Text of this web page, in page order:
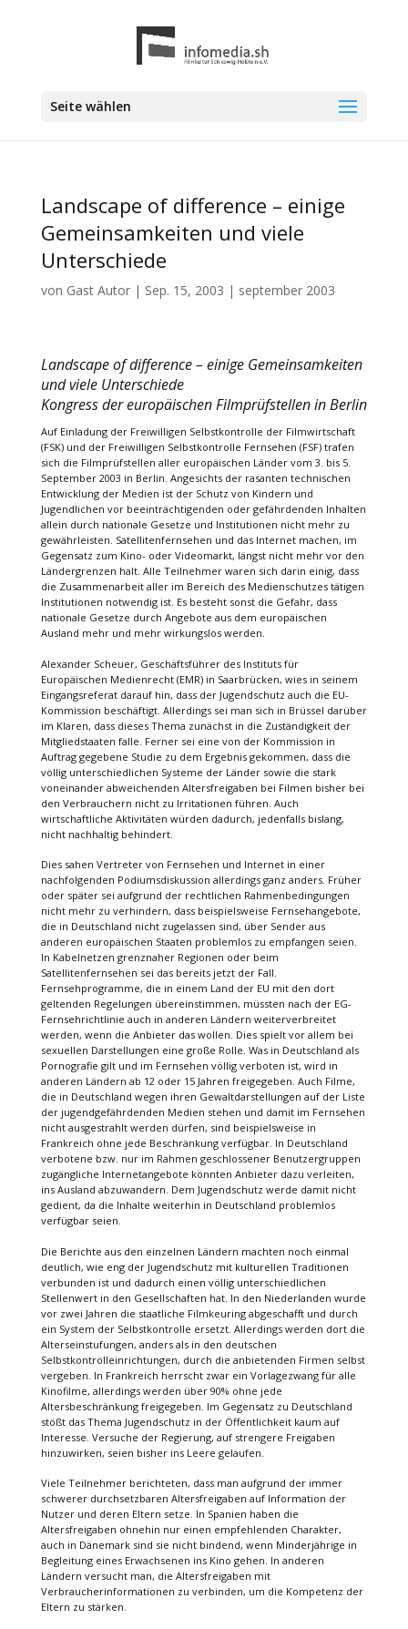
Seite wählen
Landscape of difference – einige
Gemeinsamkeiten und viele
Unterschiede
von Gast Autor| Sep. 15, 2003 | september 2003
Landscape of difference – einige Gemeinsamkeiten
und viele Unterschiede
Kongress der europäischen Filmprüfstellen in Berlin
Auf Einladung der Freiwilligen Selbstkontrolle der Filmwirtschaft
(FSK) und der Freiwilligen Selbstkontrolle Fernsehen (FSF) trafen
sich die Filmprüfstellen aller europäischen Länder vom 3. bis 5.
September 2003 in Berlin. Angesichts der rasanten technischen
Entwicklung der Medien ist der Schutz von Kindern und
Jugendlichen vor beeinträchtigenden oder gefährdenden Inhalten
allein durch nationale Gesetze und Institutionen nicht mehr zu
gewährleisten. Satellitenfernsehen und das Internet machen, im
Gegensatz zum Kino- oder Videomarkt, längst nicht mehr vor den
Ländergrenzen halt. Alle Teilnehmer waren sich darin einig, dass
die Zusammenarbeit aller im Bereich des Medienschutzes tätigen
Institutionen notwendig ist. Es besteht sonst die Gefahr, dass
nationale Gesetze durch Angebote aus dem europäischen
Ausland mehr und mehr wirkungslos werden.
Alexander Scheuer, Geschäftsführer des Instituts für
Europäischen Medienrecht (EMR) in Saarbrücken, wies in seinem
Eingangsreferat darauf hin, dass der Jugendschutz auch die EU-
Kommission beschäftigt. Allerdings sei man sich in Brüssel darüber
im Klaren, dass dieses Thema zunächst in die Zuständigkeit der
Mitgliedstaaten falle. Ferner sei eine von der Kommission in
Auftrag gegebene Studie zu dem Ergebnis gekommen, dass die
völlig unterschiedlichen Systeme der Länder sowie die stark
voneinander abweichenden Altersfreigaben bei Filmen bisher bei
den Verbrauchern nicht zu Irritationen führen. Auch
wirtschaftliche Aktivitäten würden dadurch, jedenfalls bislang,
nicht nachhaltig behindert.
Dies sahen Vertreter von Fernsehen und Internet in einer
nachfolgenden Podiumsdiskussion allerdings ganz anders. Früher
oder später sei aufgrund der rechtlichen Rahmenbedingungen
nicht mehr zu verhindern, dass beispielsweise Fernsehangebote,
die in Deutschland nicht zugelassen sind, über Sender aus
anderen europäischen Staaten problemlos zu empfangen seien.
In Kabelnetzen grenznaher Regionen oder beim
Satellitenfernsehen sei das bereits jetzt der Fall.
Fernsehprogramme, die in einem Land der EU mit den dort
geltenden Regelungen übereinstimmen, müssten nach der EG-
Fernsehrichtlinie auch in anderen Ländern weiterverbreitet
werden, wenn die Anbieter das wollen. Dies spielt vor allem bei
sexuellen Darstellungen eine große Rolle. Was in Deutschland als
Pornografie gilt und im Fernsehen völlig verboten ist, wird in
anderen Ländern ab 12 oder 15 Jahren freigegeben. Auch Filme,
die in Deutschland wegen ihren Gewaltdarstellungen auf der Liste
der jugendgefährdenden Medien stehen und damit im Fernsehen
nicht ausgestrahlt werden dürfen, sind beispielsweise in
Frankreich ohne jede Beschränkung verfügbar. In Deutschland
verbotene bzw. nur im Rahmen geschlossener Benutzergruppen
zugängliche Internetangebote könnten Anbieter dazu verleiten,
ins Ausland abzuwandern. Dem Jugendschutz werde damit nicht
gedient, da die Inhalte weiterhin in Deutschland problemlos
verfügbar seien.
Die Berichte aus den einzelnen Ländern machten noch einmal
deutlich, wie eng der Jugendschutz mit kulturellen Traditionen
verbunden ist und dadurch einen völlig unterschiedlichen
Stellenwert in den Gesellschaften hat. In den Niederlanden wurde
vor zwei Jahren die staatliche Filmkeuring abgeschafft und durch
ein System der Selbstkontrolle ersetzt. Allerdings werden dort die
Alterseinstufungen, anders als in den deutschen
Selbstkontrolleinrichtungen, durch die anbietenden Firmen selbst
vergeben. In Frankreich herrscht zwar ein Vorlagezwang für alle
Kinofilme, allerdings werden über 90% ohne jede
Altersbeschränkung freigegeben. Im Gegensatz zu Deutschland
stößt das Thema Jugendschutz in der Öffentlichkeit kaum auf
Interesse. Versuche der Regierung, auf strengere Freigaben
hinzuwirken, seien bisher ins Leere gelaufen.
Viele Teilnehmer berichteten, dass man aufgrund der immer
schwerer durchsetzbaren Altersfreigaben auf Information der
Nutzer und deren Eltern setze. In Spanien haben die
Altersfreigaben ohnehin nur einen empfehlenden Charakter,
auch in Dänemark sind sie nicht bindend, wenn Minderjährige in
Begleitung eines Erwachsenen ins Kino gehen. In anderen
Ländern versucht man, die Altersfreigaben mit
Verbraucherinformationen zu verbinden, um die Kompetenz der
Eltern zu stärken.